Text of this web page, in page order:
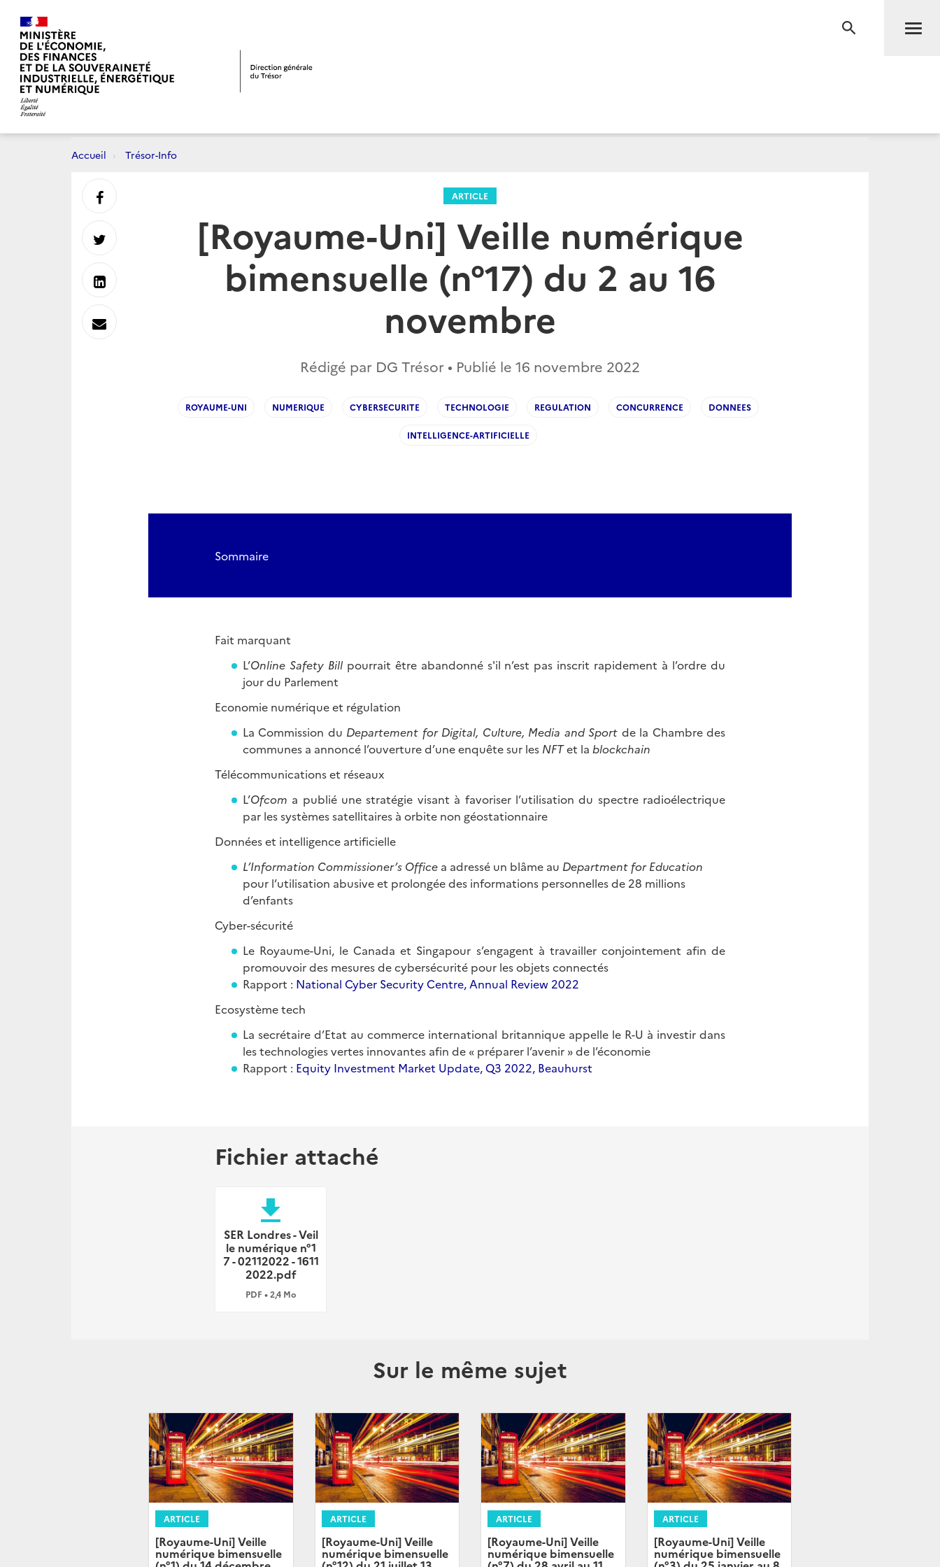
RECHERCHE
Accueil Trésor-Info
ARTICLE
[Royaume-Uni] Veille numérique
bimensuelle (n°17) du 2 au 16
novembre
Rédigé par DG Trésor • Publié le 16 novembre 2022
ROYAUME-UNI NUMERIQUE CYBERSECURITE TECHNOLOGIE REGULATION CONCURRENCE DONNEES
INTELLIGENCE-ARTIFICIELLE
Sommaire
Fait marquant
L’Online Safety Bill pourrait être abandonné s'il n’est pas inscrit rapidement à l’ordre du
jour du Parlement
Economie numérique et régulation
La Commission du Departement for Digital, Culture, Media and Sport de la Chambre des
communes a annoncé l’ouverture d’une enquête sur les NFTet la blockchain
Télécommunications et réseaux
L’Ofcom a publié une stratégie visant à favoriser l’utilisation du spectre radioélectrique
par les systèmes satellitaires à orbite non géostationnaire
Données et intelligence artificielle
L’Information Commissioner’s Office a adressé un blâme au Department for Education
pour l’utilisation abusive et prolongée des informations personnelles de 28 millions
d’enfants
Cyber-sécurité
Le Royaume-Uni, le Canada et Singapour s’engagent à travailler conjointement afin de
promouvoir des mesures de cybersécurité pour les objets connectés
Rapport : National Cyber Security Centre, Annual Review 2022
Ecosystème tech
La secrétaire d’Etat au commerce international britannique appelle le R-U à investir dans
les technologies vertes innovantes afin de « préparer l’avenir » de l’économie
Rapport : Equity Investment Market Update, Q3 2022, Beauhurst
Fichier attaché
file_download
SER Londres - Veil
le numérique n°1
7 - 02112022 - 1611
2022.pdf
PDF • 2,4 Mo
Sur le même sujet
ARTICLE
[Royaume-Uni] Veille
numérique bimensuelle
ARTICLE
[Royaume-Uni] Veille
numérique bimensuelle
ARTICLE
[Royaume-Uni] Veille
numérique bimensuelle
ARTICLE
[Royaume-Uni] Veille
numérique bimensuelle
Partager
sur
Partager
sur
Partager
sur
Envoyer